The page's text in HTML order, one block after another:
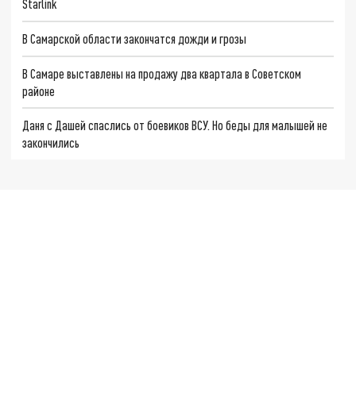
Starlink
В Самарской области закончатся дожди и грозы
В Самаре выставлены на продажу два квартала в Советском
районе
Даня с Дашей спаслись от боевиков ВСУ. Но беды для малышей не
закончились